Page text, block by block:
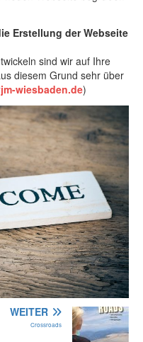
Erstellung der Webseite
sind wir auf Ihre
diesem Grund sehr über
wiesbaden.de)
WEITER
Crossroads